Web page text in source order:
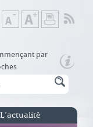
Diminuer
la
de
Augmenter
la
de
par
L’actualité